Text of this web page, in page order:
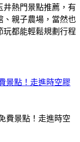
井熱門景點推薦，有
、親子農場，當然也
玩都能輕鬆規劃行程
景點！走進時空膠